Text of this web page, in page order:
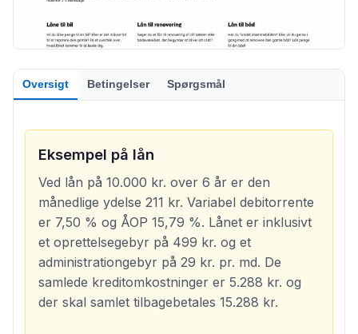
Oversigt Betingelser Spørgsmål
Eksempel på lån
Ved lån på 10.000 kr. over 6 år er den
månedlige ydelse 211 kr. Variabel debitorrente
er 7,50 % og ÅOP 15,79 %. Lånet er inklusivt
et oprettelsegebyr på 499 kr. og et
administrationgebyr på 29 kr. pr. md. De
samlede kreditomkostninger er 5.288 kr. og
der skal samlet tilbagebetales 15.288 kr.